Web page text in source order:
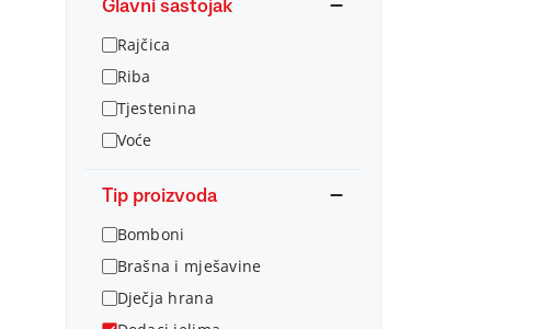
Glavni sastojak
Rajčica
Riba
Tjestenina
Voće
Tip proizvoda
Bomboni
Brašna i mješavine
Dječja hrana